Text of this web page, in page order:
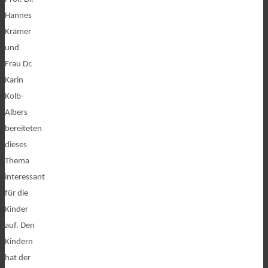
Hannes
Krämer
und
Frau Dr.
Karin
Kolb-
Albers
bereiteten
dieses
Thema
interessant
für die
Kinder
auf. Den
Kindern
hat der